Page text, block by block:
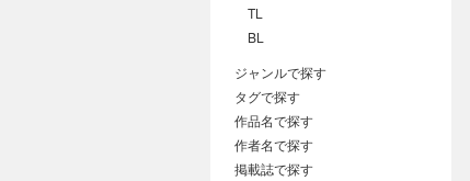
TL
BL
ジャンルで探す
タグで探す
作品名で探す
作者名で探す
掲載誌で探す